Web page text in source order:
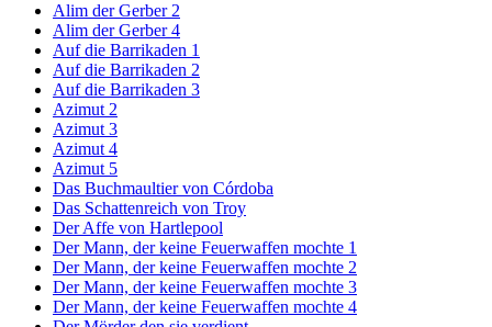
Alim der Gerber 2
Alim der Gerber 4
Auf die Barrikaden 1
Auf die Barrikaden 2
Auf die Barrikaden 3
Azimut 2
Azimut 3
Azimut 4
Azimut 5
Das Buchmaultier von Córdoba
Das Schattenreich von Troy
Der Affe von Hartlepool
Der Mann, der keine Feuerwaffen mochte 1
Der Mann, der keine Feuerwaffen mochte 2
Der Mann, der keine Feuerwaffen mochte 3
Der Mann, der keine Feuerwaffen mochte 4